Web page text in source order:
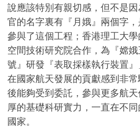
說應該特別有親切感，但不是
官的名字裏有『月娥』兩個字
參與了這個工程；香港理工大
空間技術研究院合作，為『嫦
號』研發『表取採樣執行裝置
在國家航天發展的貢獻感到非
後能夠受到委託，參與更多航
厚的基礎科研實力，一直在不
國家。